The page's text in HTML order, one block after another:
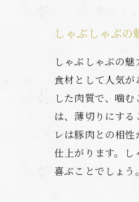
しゃぶしゃぶの
しゃぶしゃぶの
食材として人気が
した肉質で、噛
は、薄切りにす
レは豚肉との相
仕上がります。
喜ぶことでしょう